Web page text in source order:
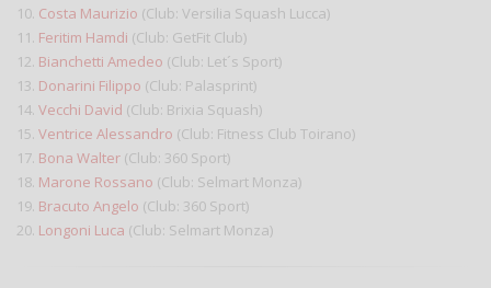
10. Costa Maurizio (Club: Versilia Squash Lucca)
11. Feritim Hamdi (Club: GetFit Club)
12. Bianchetti Amedeo (Club: Let´s Sport)
13. Donarini Filippo (Club: Palasprint)
14. Vecchi David (Club: Brixia Squash)
15. Ventrice Alessandro (Club: Fitness Club Toirano)
17. Bona Walter (Club: 360 Sport)
18. Marone Rossano (Club: Selmart Monza)
19. Bracuto Angelo (Club: 360 Sport)
20. Longoni Luca (Club: Selmart Monza)